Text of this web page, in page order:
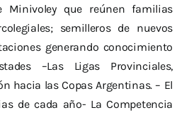
Minivoley que reúnen familias
semilleros de nuevos
generando conocimiento
–Las Ligas Provinciales,
hacia las Copas Argentinas. – El
de cada año- La Competencia